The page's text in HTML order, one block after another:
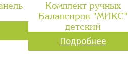
Комплект ручных
Балансиров "МИКС"
детский
Подробнее